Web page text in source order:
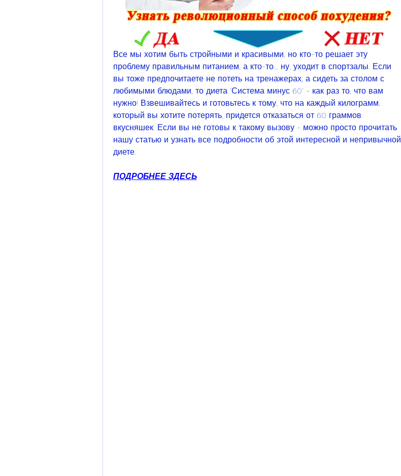
Все мы хотим быть стройными и красивыми, но кто-то решает эту
проблему правильным питанием, а кто-то... ну, уходит в спортзалы. Если
вы тоже предпочитаете не потеть на тренажерах, а сидеть за столом с
любимыми блюдами, то диета 'Система минус 60' - как раз то, что вам
нужно! Взвешивайтесь и готовьтесь к тому, что на каждый килограмм,
который вы хотите потерять, придется отказаться от 60 граммов
вкусняшек. Если вы не готовы к такому вызову - можно просто прочитать
нашу статью и узнать все подробности об этой интересной и непривычной
диете.
ПОДРОБНЕЕ ЗДЕСЬ